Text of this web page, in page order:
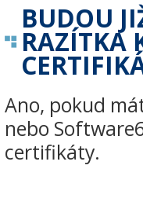
BUDOU
RAZÍTKA
Ano, pokud
nebo
certifikáty.